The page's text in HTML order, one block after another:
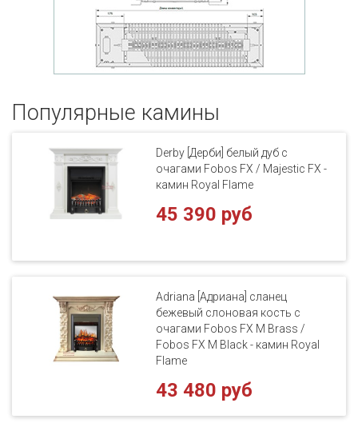
Популярные кaмины
Derby [Дерби] белый дуб с
очагами Fobos FX / Majestic FX -
камин Royal Flame
45 390 руб
Adriana [Адриана] сланец
бежевый слоновая кость с
очагами Fobos FX M Brass /
Fobos FX M Black - камин Royal
Flame
43 480 руб